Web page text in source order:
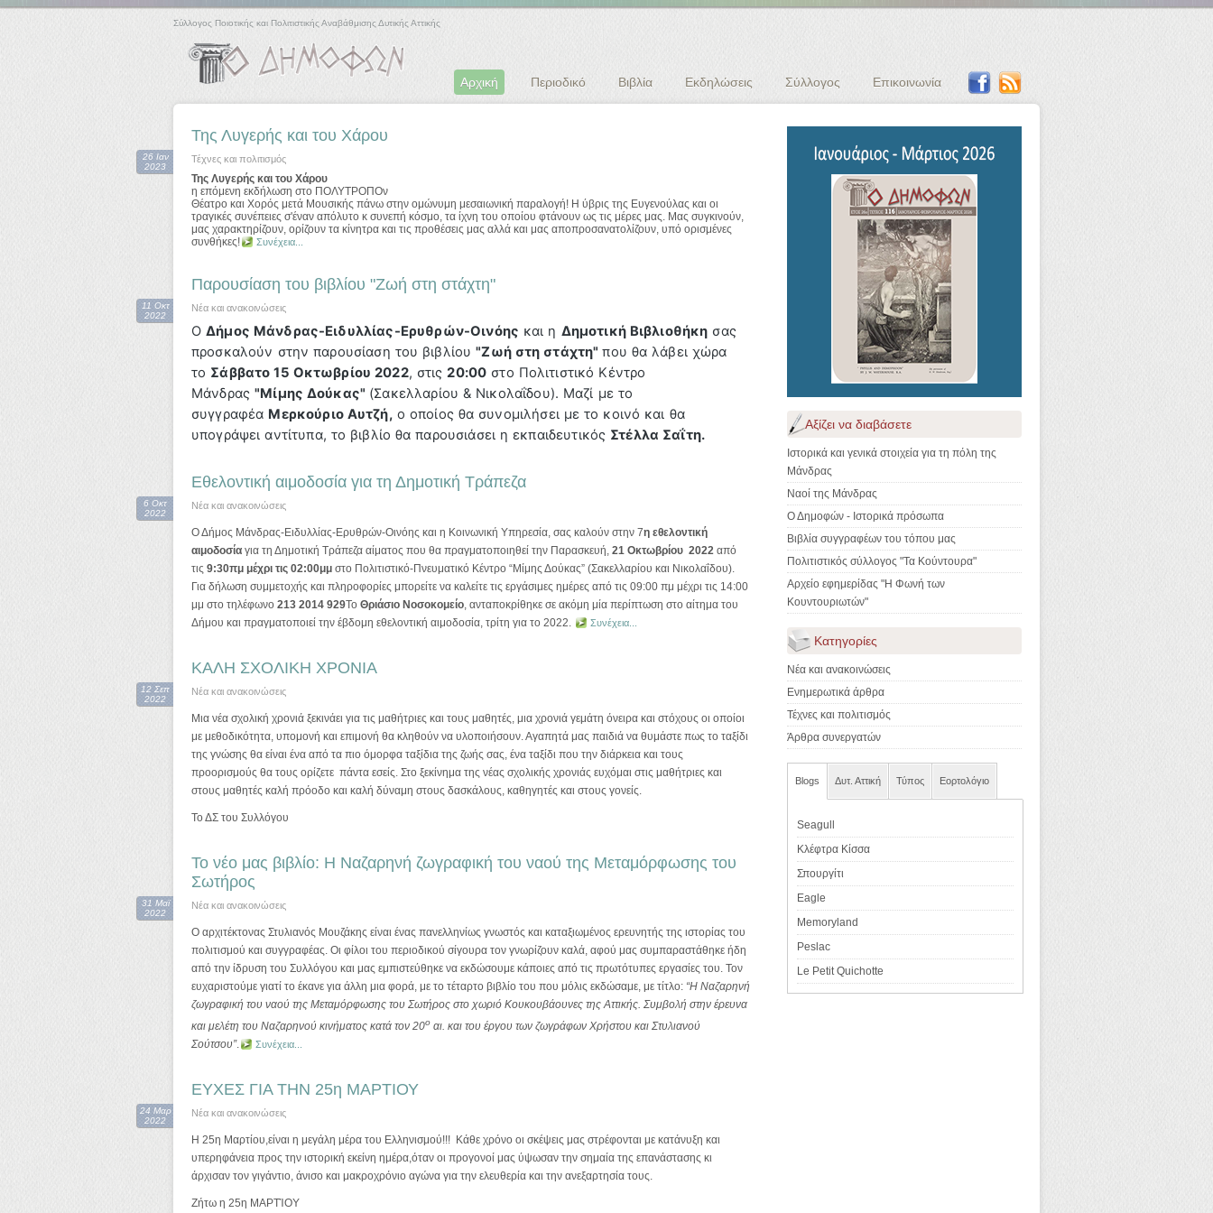
Σύλλογος Ποιοτικής και Πολιτιστικής Αναβάθμισης Δυτικής Αττικής
Αρχική Περιοδικό Βιβλία Εκδηλώσεις Σύλλογος Επικοινωνία
Της Λυγερής και του Χάρου
26 Ιαν
2023
Τέχνες και πολιτισμός
Της Λυγερής και του Χάρου
η επόμενη εκδήλωση στο ΠΟΛΥΤΡΟΠΟν
Θέατρο και Χορός μετά Μουσικής πάνω στην ομώνυμη μεσαιωνική παραλογή! Η ύβρις της Ευγενούλας και οι
τραγικές συνέπειες σ'έναν απόλυτο κ συνεπή κόσμο, τα ίχνη του οποίου φτάνουν ως τις μέρες μας. Μας συγκινούν,
μας χαρακτηρίζουν, ορίζουν τα κίνητρα και τις προθέσεις μας αλλά και μας αποπροσανατολίζουν, υπό ορισμένες
συνθήκες!
Συνέχεια...
Παρουσίαση του βιβλίου "Ζωή στη στάχτη"
11 Οκτ
2022
Νέα και ανακοινώσεις
ΟΔήμος Μάνδρας-Ειδυλλίας-Ερυθρών-Οινόης και η Δημοτική Βιβλιοθήκη σας
προσκαλούν στην παρουσίαση του βιβλίου"Ζωή στη στάχτη"που θα λάβει χώρα
το Σάββατο 15 Οκτωβρίου 2022, στις20:00 στο Πολιτιστικό Κέντρο
Μάνδρας"Μίμης Δούκας" (Σακελλαρίου & Νικολαΐδου). Μαζί με το
συγγραφέα Μερκούριο Αυτζή,ο οποίος θα συνομιλήσει με το κοινό και θα
υπογράψει αντίτυπα, το βιβλίο θα παρουσιάσει η εκπαιδευτικός Στέλλα Σαΐτη.
Εθελοντική αιμοδοσία για τη Δημοτική Τράπεζα
6 Οκτ
2022
Νέα και ανακοινώσεις
Ο Δήμος Μάνδρας-Ειδυλλίας-Ερυθρών-Οινόης και η Κοινωνική Υπηρεσία, σας καλούν στην 7η εθελοντική
αιμοδοσία για τη Δημοτική Τράπεζα αίματος που θα πραγματοποιηθεί την Παρασκευή, 21 Οκτωβρίου 2022 από
τις 9:30πμ μέχρι τις 02:00μμ στο Πολιτιστικό-Πνευματικό Κέντρο “Μίμης Δούκας” (Σακελλαρίου και Νικολαΐδου).
Για δήλωση συμμετοχής και πληροφορίες μπορείτε να καλείτε τις εργάσιμες ημέρες από τις 09:00 πμ μέχρι τις 14:00
μμ στο τηλέφωνο 213 2014 929Το Θριάσιο Νοσοκομείο, ανταποκρίθηκε σε ακόμη μία περίπτωση στο αίτημα του
Δήμου και πραγματοποιεί την έβδομη εθελοντική αιμοδοσία, τρίτη για το 2022.
Συνέχεια...
ΚΑΛΗ ΣΧΟΛΙΚΗ ΧΡΟΝΙΑ
12 Σεπ
2022
Νέα και ανακοινώσεις
Μια νέα σχολική χρονιά ξεκινάει για τις μαθήτριες και τους μαθητές, μια χρονιά γεμάτη όνειρα και στόχους οι οποίοι
με μεθοδικότητα, υπομονή και επιμονή θα κληθούν να υλοποιήσουν. Αγαπητά μας παιδιά να θυμάστε πως το ταξίδι
της γνώσης θα είναι ένα από τα πιο όμορφα ταξίδια της ζωής σας, ένα ταξίδι που την διάρκεια και τους
προορισμούς θα τους ορίζετε πάντα εσείς. Στο ξεκίνημα της νέας σχολικής χρονιάς ευχόμαι στις μαθήτριες και
στους μαθητές καλή πρόοδο και καλή δύναμη στους δασκάλους, καθηγητές και στους γονείς.
Το ΔΣ του Συλλόγου
Το νέο μας βιβλίο: Η Ναζαρηνή ζωγραφική του ναού της Μεταμόρφωσης του
Σωτήρος
31 Μαϊ
2022
Νέα και ανακοινώσεις
Ο αρχιτέκτονας Στυλιανός Μουζάκης είναι ένας πανελληνίως γνωστός και καταξιωμένος ερευνητής της ιστορίας του
πολιτισμού και συγγραφέας. Οι φίλοι του περιοδικού σίγουρα τον γνωρίζουν καλά, αφού μας συμπαραστάθηκε ήδη
από την ίδρυση του Συλλόγου και μας εμπιστεύθηκε να εκδώσουμε κάποιες από τις πρωτότυπες εργασίες του. Τον
ευχαριστούμε γιατί το έκανε για άλλη μια φορά, με το τέταρτο βιβλίο του που μόλις εκδώσαμε, με τίτλο: “Η Ναζαρηνή
ζωγραφική του ναού της Μεταμόρφωσης του Σωτήρος στο χωριό Κουκουβάουνες της Αττικής. Συμβολή στην έρευνα
και μελέτη του Ναζαρηνού κινήματος κατά τον 20ο αι. και του έργου των ζωγράφων Χρήστου και Στυλιανού
Σούτσου”. Συνέχεια...
ΕΥΧΕΣ ΓΙΑ ΤΗΝ 25η ΜΑΡΤΙΟΥ
24 Μαρ
2022
Νέα και ανακοινώσεις
Η 25η Μαρτίου,είναι η μεγάλη μέρα του Ελληνισμού!!! Κάθε χρόνο οι σκέψεις μας στρέφονται με κατάνυξη και
υπερηφάνεια προς την ιστορική εκείνη ημέρα,όταν οι προγονοί μας ύψωσαν την σημαία της επανάστασης κι
άρχισαν τον γιγάντιο, άνισο και μακροχρόνιο αγώνα για την ελευθερία και την ανεξαρτησία τους.
Ζήτω η 25η ΜΑΡΤΊΟΥ
Αξίζει να διαβάσετε
Ιστορικά και γενικά στοιχεία για τη πόλη της
Μάνδρας
Ναοί της Μάνδρας
Ο Δημοφών - Ιστορικά πρόσωπα
Βιβλία συγγραφέων του τόπου μας
Πολιτιστικός σύλλογος "Τα Κούντουρα"
Αρχείο εφημερίδας "Η Φωνή των
Κουντουριωτών"
Κατηγορίες
Νέα και ανακοινώσεις
Ενημερωτικά άρθρα
Τέχνες και πολιτισμός
Άρθρα συνεργατών
Blogs Δυτ. Αττική Τύπος Εορτολόγιο
Seagull
Κλέφτρα Κίσσα
Σπουργίτι
Eagle
Memoryland
Peslac
Le Petit Quichotte